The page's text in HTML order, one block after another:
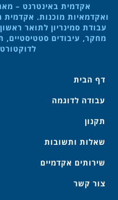
אקדמית באינטרנט –
ואקדמאיות מוכנות.
עבודת סמינריון לתואר
מחקר, עיבודים סטטיסטיים,
דף הבית
עבודה לדוגמה
תקנון
שאלות ותשובות
שירותים אקדמיים
צור קשר